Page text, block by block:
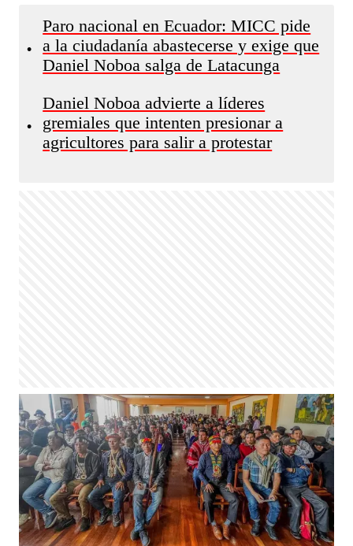
•
Paro nacional en Ecuador: MICC pide
a la ciudadanía abastecerse y exige que
Daniel Noboa salga de Latacunga
•
Daniel Noboa advierte a líderes
gremiales que intenten presionar a
agricultores para salir a protestar